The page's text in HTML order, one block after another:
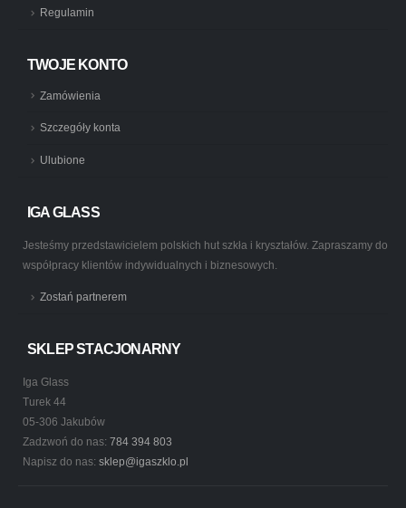
Regulamin
TWOJE KONTO
Zamówienia
Szczegóły konta
Ulubione
IGA GLASS
Jesteśmy przedstawicielem polskich hut szkła i kryształów. Zapraszamy do
współpracy klientów indywidualnych i biznesowych.
Zostań partnerem
SKLEP STACJONARNY
Iga Glass
Turek 44
05-306 Jakubów
Zadzwoń do nas: 784 394 803
Napisz do nas: sklep@igaszklo.pl